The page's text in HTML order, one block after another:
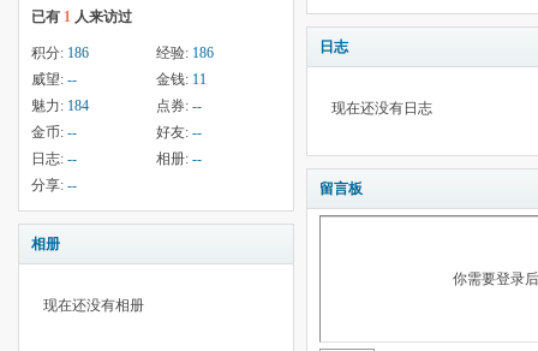
已有 1 人来访过
积分: 186 经验: 186
威望: -- 金钱: 11
魅力: 184 点券: --
金币: -- 好友: --
日志: -- 相册: --
分享: --
相册
现在还没有相册
日志
现在还没有日志
留言板
你需要登录